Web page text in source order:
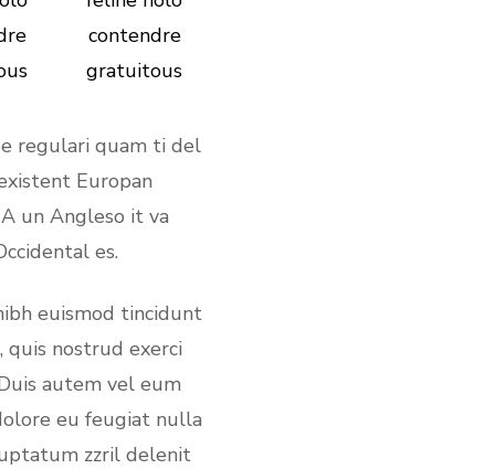
regulari quam ti del
Europan
un Angleso it va
es.
euismod tincidunt
nostrud exerci
autem vel eum
eu feugiat nulla
zzril delenit